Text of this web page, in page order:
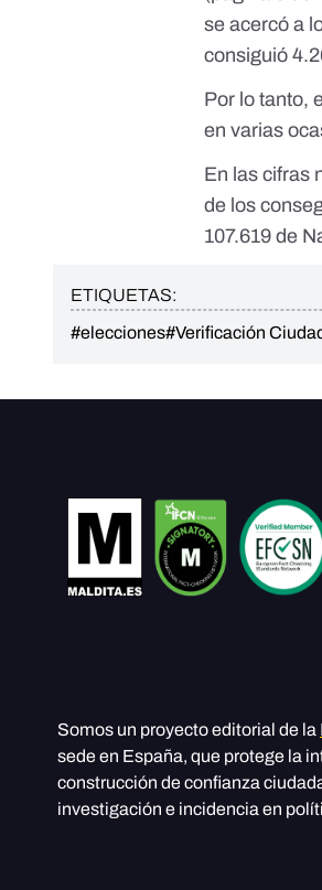
se acercó a
consiguió
Por lo tanto,
en varias
En las cifras
de los
107.619 de
ETIQUETAS:
#elecciones#Verificación
Somos un proyecto editorial de la
sede en España, que protege la
construcción de confianza
investigación e incidencia en